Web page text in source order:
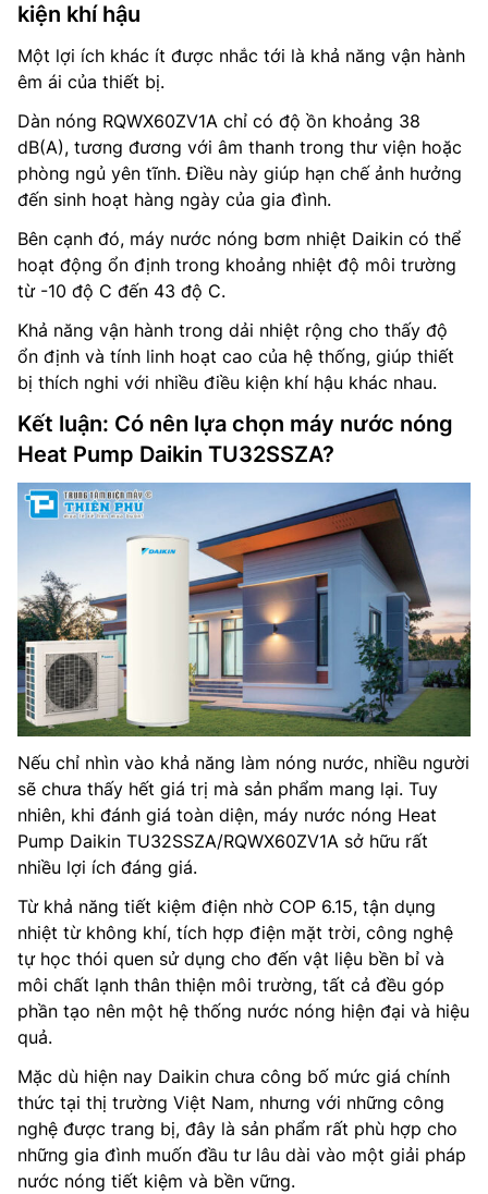
kiện khí hậu
Một lợi ích khác ít được nhắc tới là khả năng vận hành
êm ái của thiết bị.
Dàn nóng RQWX60ZV1A chỉ có độ ồn khoảng 38
dB(A), tương đương với âm thanh trong thư viện hoặc
phòng ngủ yên tĩnh. Điều này giúp hạn chế ảnh hưởng
đến sinh hoạt hàng ngày của gia đình.
Bên cạnh đó, máy nước nóng bơm nhiệt Daikin có thể
hoạt động ổn định trong khoảng nhiệt độ môi trường
từ -10 độ C đến 43 độ C.
Khả năng vận hành trong dải nhiệt rộng cho thấy độ
ổn định và tính linh hoạt cao của hệ thống, giúp thiết
bị thích nghi với nhiều điều kiện khí hậu khác nhau.
Kết luận: Có nên lựa chọn máy nước nóng
Heat Pump Daikin TU32SSZA?
Nếu chỉ nhìn vào khả năng làm nóng nước, nhiều người
sẽ chưa thấy hết giá trị mà sản phẩm mang lại. Tuy
nhiên, khi đánh giá toàn diện, máy nước nóng Heat
Pump Daikin TU32SSZA/RQWX60ZV1A sở hữu rất
nhiều lợi ích đáng giá.
Từ khả năng tiết kiệm điện nhờ COP 6.15, tận dụng
nhiệt từ không khí, tích hợp điện mặt trời, công nghệ
tự học thói quen sử dụng cho đến vật liệu bền bỉ và
môi chất lạnh thân thiện môi trường, tất cả đều góp
phần tạo nên một hệ thống nước nóng hiện đại và hiệu
quả.
Mặc dù hiện nay Daikin chưa công bố mức giá chính
thức tại thị trường Việt Nam, nhưng với những công
nghệ được trang bị, đây là sản phẩm rất phù hợp cho
những gia đình muốn đầu tư lâu dài vào một giải pháp
nước nóng tiết kiệm và bền vững.